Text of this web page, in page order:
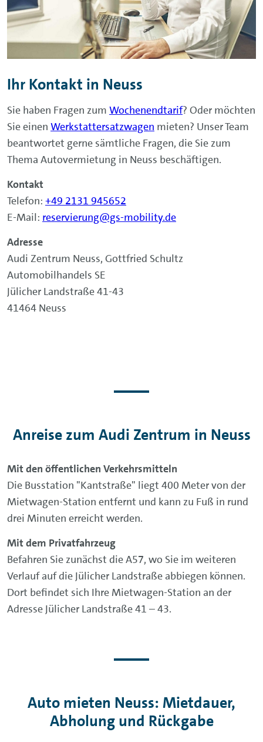
Ihr Kontakt in Neuss
Sie haben Fragen zum Wochenendtarif? Oder möchten
Sie einen Werkstattersatzwagen mieten? Unser Team
beantwortet gerne sämtliche Fragen, die Sie zum
Thema Autovermietung in Neuss beschäftigen.
Kontakt
Telefon: +49 2131 945652
E-Mail: reservierung@gs-mobility.de
Adresse
Audi Zentrum Neuss, Gottfried Schultz
Automobilhandels SE
Jülicher Landstraße 41-43
41464 Neuss
Anreise zum Audi Zentrum in Neuss
Mit den öffentlichen Verkehrsmitteln
Die Busstation "Kantstraße" liegt 400 Meter von der
Mietwagen-Station entfernt und kann zu Fuß in rund
drei Minuten erreicht werden.
Mit dem Privatfahrzeug
Befahren Sie zunächst die A57, wo Sie im weiteren
Verlauf auf die Jülicher Landstraße abbiegen können.
Dort befindet sich Ihre Mietwagen-Station an der
Adresse Jülicher Landstraße 41 – 43.
Auto mieten Neuss: Mietdauer,
Abholung und Rückgabe